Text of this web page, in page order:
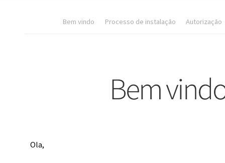
Bem vindo Processo de instalação Autorização
Ola,